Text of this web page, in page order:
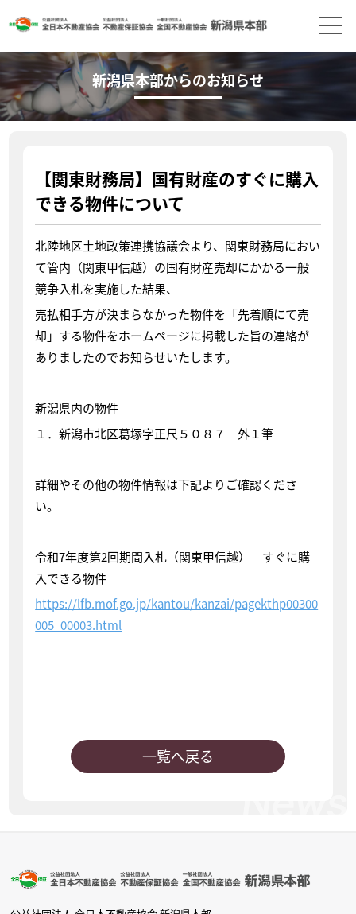
新潟県本部からのお知らせ
【関東財務局】国有財産のすぐに購入
できる物件について
北陸地区土地政策連携協議会より、関東財務局におい
て管内（関東甲信越）の国有財産売却にかかる一般
競争入札を実施した結果、
売払相手方が決まらなかった物件を「先着順にて売
却」する物件をホームページに掲載した旨の連絡が
ありましたのでお知らせいたします。
新潟県内の物件
１．新潟市北区葛塚字正尺５０８７ 外１筆
詳細やその他の物件情報は下記よりご確認くださ
い。
令和7年度第2回期間入札（関東甲信越） すぐに購
入できる物件
https://lfb.mof.go.jp/kantou/kanzai/pagekthp00300
005_00003.html
一覧へ戻る